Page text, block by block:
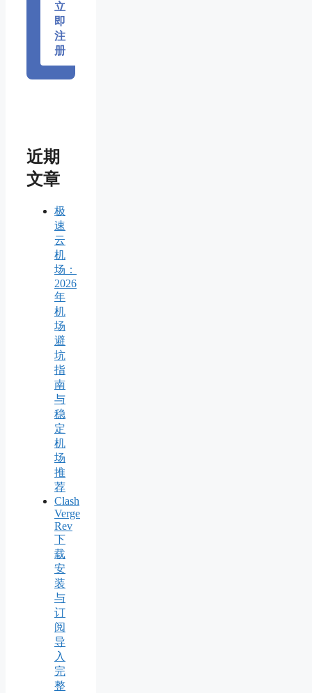
立
即
注
册
近期
文章
极
速
云
机
场：
2026
年
机
场
避
坑
指
南
与
稳
定
机
场
推
荐
Clash
Verge
Rev
下
载
安
装
与
订
阅
导
入
完
整